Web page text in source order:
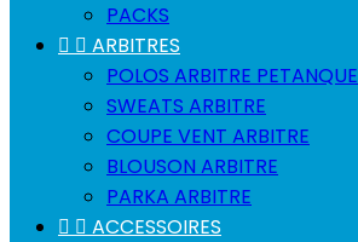
PACKS
  ARBITRES
POLOS ARBITRE PETANQUE
SWEATS ARBITRE
COUPE VENT ARBITRE
BLOUSON ARBITRE
PARKA ARBITRE
  ACCESSOIRES